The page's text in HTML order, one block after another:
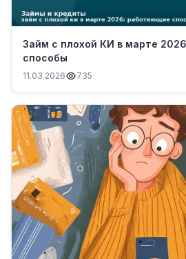
Займ с плохой КИ в марте
способы
11.03.2026 735